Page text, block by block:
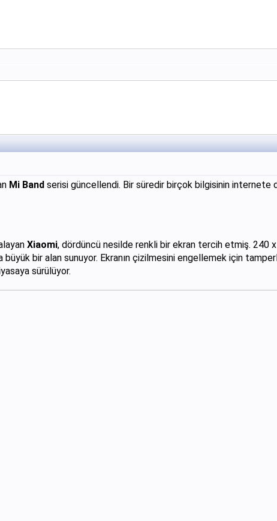
Mi Bandserisi güncellendi. Bir süredir birçok bilgisinin internete
Xiaomi, dördüncü nesilde renkli bir ekran tercih etmiş. 240
bir alan sunuyor. Ekranın çizilmesini engellemek için
sürülüyor.